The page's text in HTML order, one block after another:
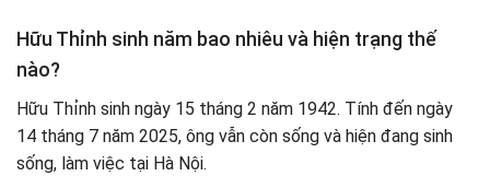
Hữu Thỉnh sinh năm bao nhiêu và hiện trạng thế
nào?
Hữu Thỉnh sinh ngày 15 tháng 2 năm 1942. Tính đến ngày
14 tháng 7 năm 2025, ông vẫn còn sống và hiện đang sinh
sống, làm việc tại Hà Nội.